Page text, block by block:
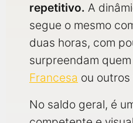
repetitivo. A
segue o mesmo
duas horas, com
surpreendam
Francesa ou
No saldo geral, é